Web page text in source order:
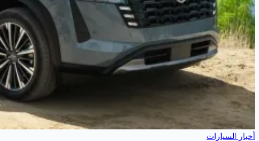
أخبار السيارات